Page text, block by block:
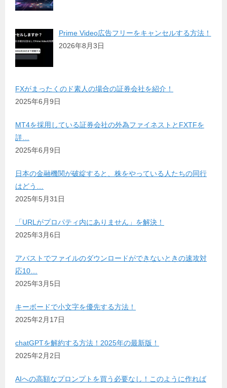
Prime Video広告フリーをキャンセルする方法！
2026年8月3日
FXがまったくのド素人の場合の証券会社を紹介！
2025年6月9日
MT4を採用している証券会社の外為ファイネストとFXTFを
詳…
2025年6月9日
日本の金融機関が破綻すると、株をやっている人たちの同行
はどう…
2025年5月31日
「URLがプロパティ内にありません」を解決！
2025年3月6日
アバストでファイルのダウンロードができないときの速攻対
応10…
2025年3月5日
キーボードで小文字を優先する方法！
2025年2月17日
chatGPTを解約する方法！2025年の最新版！
2025年2月2日
AIへの高額なプロンプトを買う必要なし！このように作れば